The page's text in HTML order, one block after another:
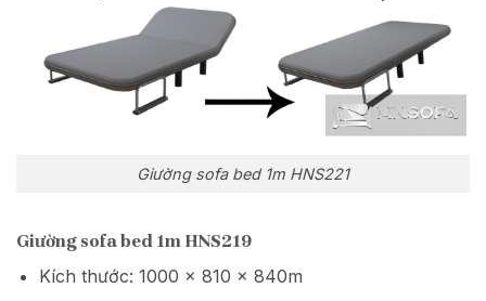
Giường sofa bed 1m HNS221
Giường sofa bed 1m HNS219
Kích thước: 1000 x 810 x 840m